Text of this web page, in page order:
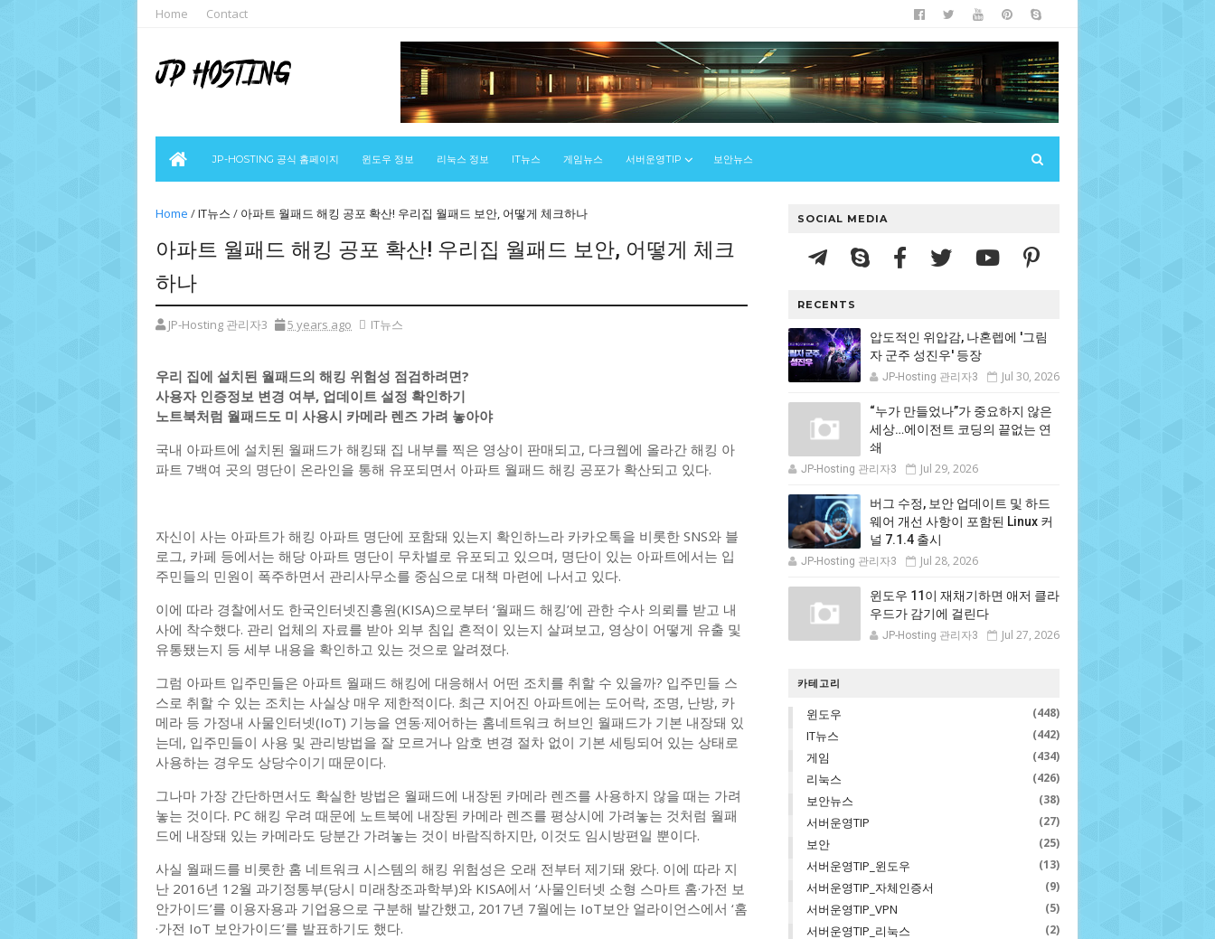
Home Contact
JP-HOSTING 공식 홈페이지 윈도우 정보 리눅스 정보 IT뉴스 게임뉴스 서버운영TIP 보안뉴스
Home /IT뉴스 / 아파트 월패드 해킹 공포 확산! 우리집 월패드 보안, 어떻게 체크하나
아파트 월패드 해킹 공포 확산! 우리집 월패드 보안, 어떻게 체크
하나
JP-Hosting 관리자3 5 years ago IT뉴스
우리 집에 설치된 월패드의 해킹 위험성 점검하려면?
사용자 인증정보 변경 여부, 업데이트 설정 확인하기
노트북처럼 월패드도 미 사용시 카메라 렌즈 가려 놓아야
국내 아파트에 설치된 월패드가 해킹돼 집 내부를 찍은 영상이 판매되고, 다크웹에 올라간 해킹 아
파트 7백여 곳의 명단이 온라인을 통해 유포되면서 아파트 월패드 해킹 공포가 확산되고 있다.
자신이 사는 아파트가 해킹 아파트 명단에 포함돼 있는지 확인하느라 카카오톡을 비롯한 SNS와 블
로그, 카페 등에서는 해당 아파트 명단이 무차별로 유포되고 있으며, 명단이 있는 아파트에서는 입
주민들의 민원이 폭주하면서 관리사무소를 중심으로 대책 마련에 나서고 있다.
이에 따라 경찰에서도 한국인터넷진흥원(KISA)으로부터 ‘월패드 해킹’에 관한 수사 의뢰를 받고 내
사에 착수했다. 관리 업체의 자료를 받아 외부 침입 흔적이 있는지 살펴보고, 영상이 어떻게 유출 및
유통됐는지 등 세부 내용을 확인하고 있는 것으로 알려졌다.
그럼 아파트 입주민들은 아파트 월패드 해킹에 대응해서 어떤 조치를 취할 수 있을까? 입주민들 스
스로 취할 수 있는 조치는 사실상 매우 제한적이다. 최근 지어진 아파트에는 도어락, 조명, 난방, 카
메라 등 가정내 사물인터넷(IoT) 기능을 연동·제어하는 홈네트워크 허브인 월패드가 기본 내장돼 있
는데, 입주민들이 사용 및 관리방법을 잘 모르거나 암호 변경 절차 없이 기본 세팅되어 있는 상태로
사용하는 경우도 상당수이기 때문이다.
그나마 가장 간단하면서도 확실한 방법은 월패드에 내장된 카메라 렌즈를 사용하지 않을 때는 가려
놓는 것이다. PC 해킹 우려 때문에 노트북에 내장된 카메라 렌즈를 평상시에 가려놓는 것처럼 월패
드에 내장돼 있는 카메라도 당분간 가려놓는 것이 바람직하지만, 이것도 임시방편일 뿐이다.
사실 월패드를 비롯한 홈 네트워크 시스템의 해킹 위험성은 오래 전부터 제기돼 왔다. 이에 따라 지
난 2016년 12월 과기정통부(당시 미래창조과학부)와 KISA에서 ‘사물인터넷 소형 스마트 홈·가전 보
안가이드’를 이용자용과 기업용으로 구분해 발간했고, 2017년 7월에는 IoT보안 얼라이언스에서 ‘홈
·가전 IoT 보안가이드’를 발표하기도 했다.
SOCIAL MEDIA
RECENTS
압도적인 위압감, 나혼렙에 '그림
자 군주 성진우' 등장
JP-Hosting 관리자3 Jul 30, 2026
“누가 만들었나”가 중요하지 않은
세상…에이전트 코딩의 끝없는 연
쇄
JP-Hosting 관리자3 Jul 29, 2026
버그 수정, 보안 업데이트 및 하드
웨어 개선 사항이 포함된 Linux 커
널 7.1.4 출시
JP-Hosting 관리자3 Jul 28, 2026
윈도우 11이 재채기하면 애저 클라
우드가 감기에 걸린다
JP-Hosting 관리자3 Jul 27, 2026
카테고리
윈도우 (448)
IT뉴스 (442)
게임 (434)
리눅스 (426)
보안뉴스 (38)
서버운영TIP (27)
보안 (25)
서버운영TIP_윈도우 (13)
서버운영TIP_자체인증서 (9)
서버운영TIP_VPN (5)
서버운영TIP_리눅스 (2)